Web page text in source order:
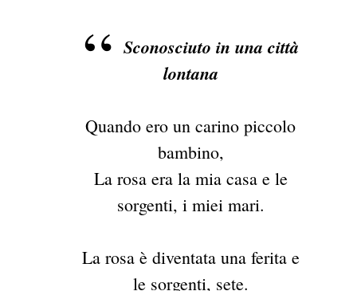
Sconosciuto in una città
lontana
Quando ero un carino piccolo
bambino,
La rosa era la mia casa e le
sorgenti, i miei mari.
La rosa è diventata una ferita e
le sorgenti, sete.